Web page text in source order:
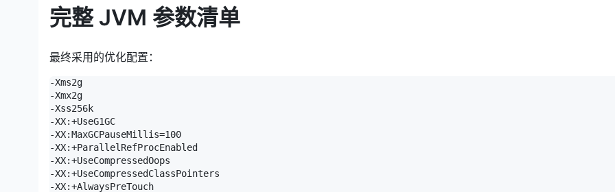
完整 JVM 参数清单
最终采用的优化配置：
-Xms2g
-Xmx2g
-Xss256k
-XX:+UseG1GC
-XX:MaxGCPauseMillis=100
-XX:+ParallelRefProcEnabled
-XX:+UseCompressedOops
-XX:+UseCompressedClassPointers
-XX:+AlwaysPreTouch